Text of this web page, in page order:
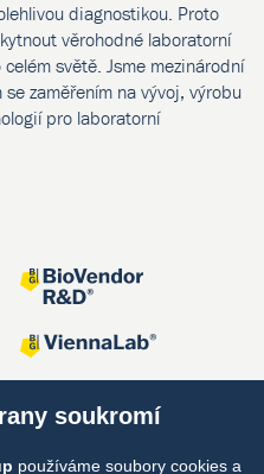
diagnostikou. Proto
věrohodné laboratorní
světě. Jsme mezinárodní
zaměřením na vývoj, výrobu
pro laboratorní
soukromí
používáme soubory cookies a